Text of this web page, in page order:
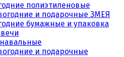
полиэтиленовые
и подарочные ЗМЕЯ
бумажные и упаковка
и подарочные